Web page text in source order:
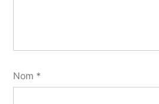
Nom *